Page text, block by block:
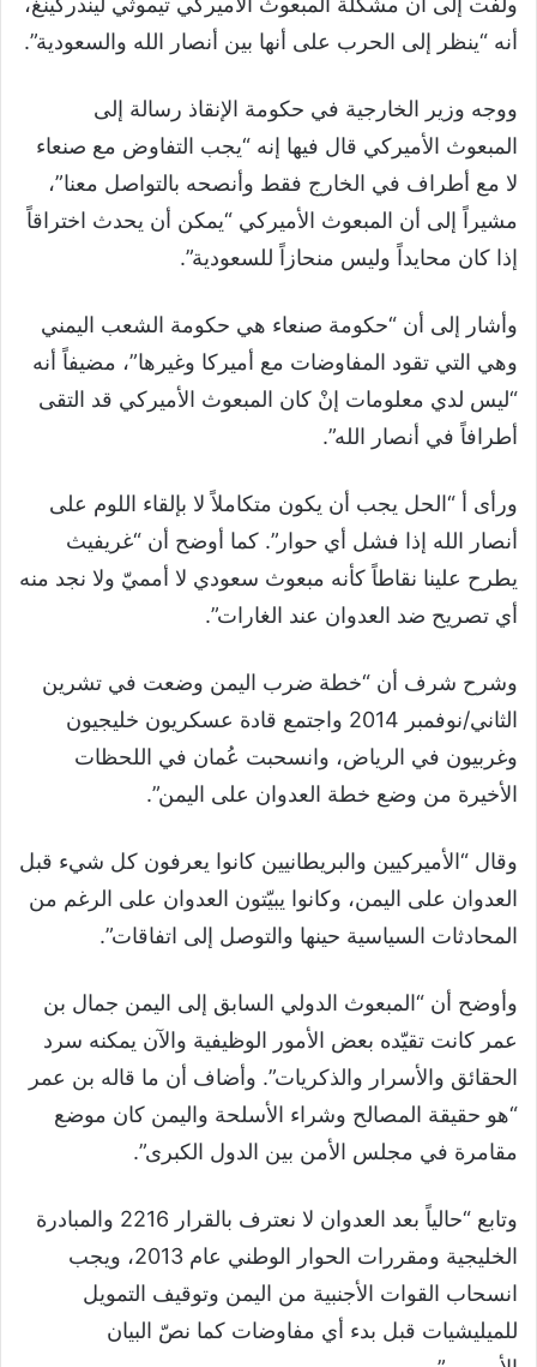
أنه “ينظر إلى الحرب على أنها بين أنصار الله والسعودية”.
ووجه وزير الخارجية في حكومة الإنقاذ رسالة إلى
المبعوث الأميركي قال فيها إنه “يجب التفاوض مع صنعاء
لا مع أطراف في الخارج فقط وأنصحه بالتواصل معنا”،
مشيراً إلى أن المبعوث الأميركي “يمكن أن يحدث اختراقاً
إذا كان محايداً وليس منحازاً للسعودية”.
وأشار إلى أن “حكومة صنعاء هي حكومة الشعب اليمني
وهي التي تقود المفاوضات مع أميركا وغيرها”، مضيفاً أنه
“ليس لدي معلومات إنْ كان المبعوث الأميركي قد التقى
أطرافاً في أنصار الله”.
ورأى أ “الحل يجب أن يكون متكاملاً لا بإلقاء اللوم على
أنصار الله إذا فشل أي حوار”. كما أوضح أن “غريفيث
يطرح علينا نقاطاً كأنه مبعوث سعودي لا أمميّ ولا نجد منه
أي تصريح ضد العدوان عند الغارات”.
وشرح شرف أن “خطة ضرب اليمن وضعت في تشرين
الثاني/نوفمبر 2014 واجتمع قادة عسكريون خليجيون
وغربيون في الرياض، وانسحبت عُمان في اللحظات
الأخيرة من وضع خطة العدوان على اليمن”.
وقال “الأميركيين والبريطانيين كانوا يعرفون كل شيء قبل
العدوان على اليمن، وكانوا يبيّتون العدوان على الرغم من
المحادثات السياسية حينها والتوصل إلى اتفاقات”.
وأوضح أن “المبعوث الدولي السابق إلى اليمن جمال بن
عمر كانت تقيّده بعض الأمور الوظيفية والآن يمكنه سرد
الحقائق والأسرار والذكريات”. وأضاف أن ما قاله بن عمر
“هو حقيقة المصالح وشراء الأسلحة واليمن كان موضع
مقامرة في مجلس الأمن بين الدول الكبرى”.
وتابع “حالياً بعد العدوان لا نعترف بالقرار 2216 والمبادرة
الخليجية ومقررات الحوار الوطني عام 2013، ويجب
انسحاب القوات الأجنبية من اليمن وتوقيف التمويل
للميليشيات قبل بدء أي مفاوضات كما نصّ البيان